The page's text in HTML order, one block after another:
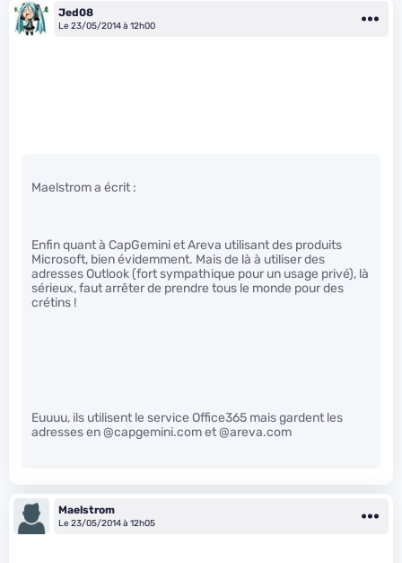
Jed08
Le 23/05/2014 à 12h00
Maelstrom a écrit :
Enfin quant à CapGemini et Areva utilisant des produits
Microsoft, bien évidemment. Mais de là à utiliser des
adresses Outlook (fort sympathique pour un usage privé), là
sérieux, faut arrêter de prendre tous le monde pour des
crétins !
Euuuu, ils utilisent le service Office365 mais gardent les
adresses en @capgemini.com et @areva.com
Maelstrom
Le 23/05/2014 à 12h05